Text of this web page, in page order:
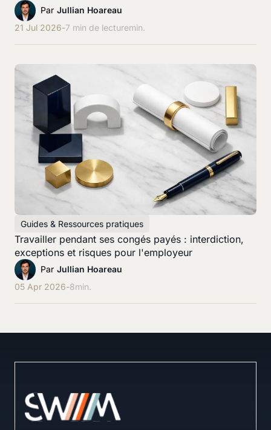
Par Jullian Hoareau
21 Jul 2026-7 min de lecturemin.
Guides & Ressources pratiques
Travailler pendant ses congés payés : interdiction,
exceptions et risques pour l'employeur
Par Jullian Hoareau
05 Apr 2026-8min.